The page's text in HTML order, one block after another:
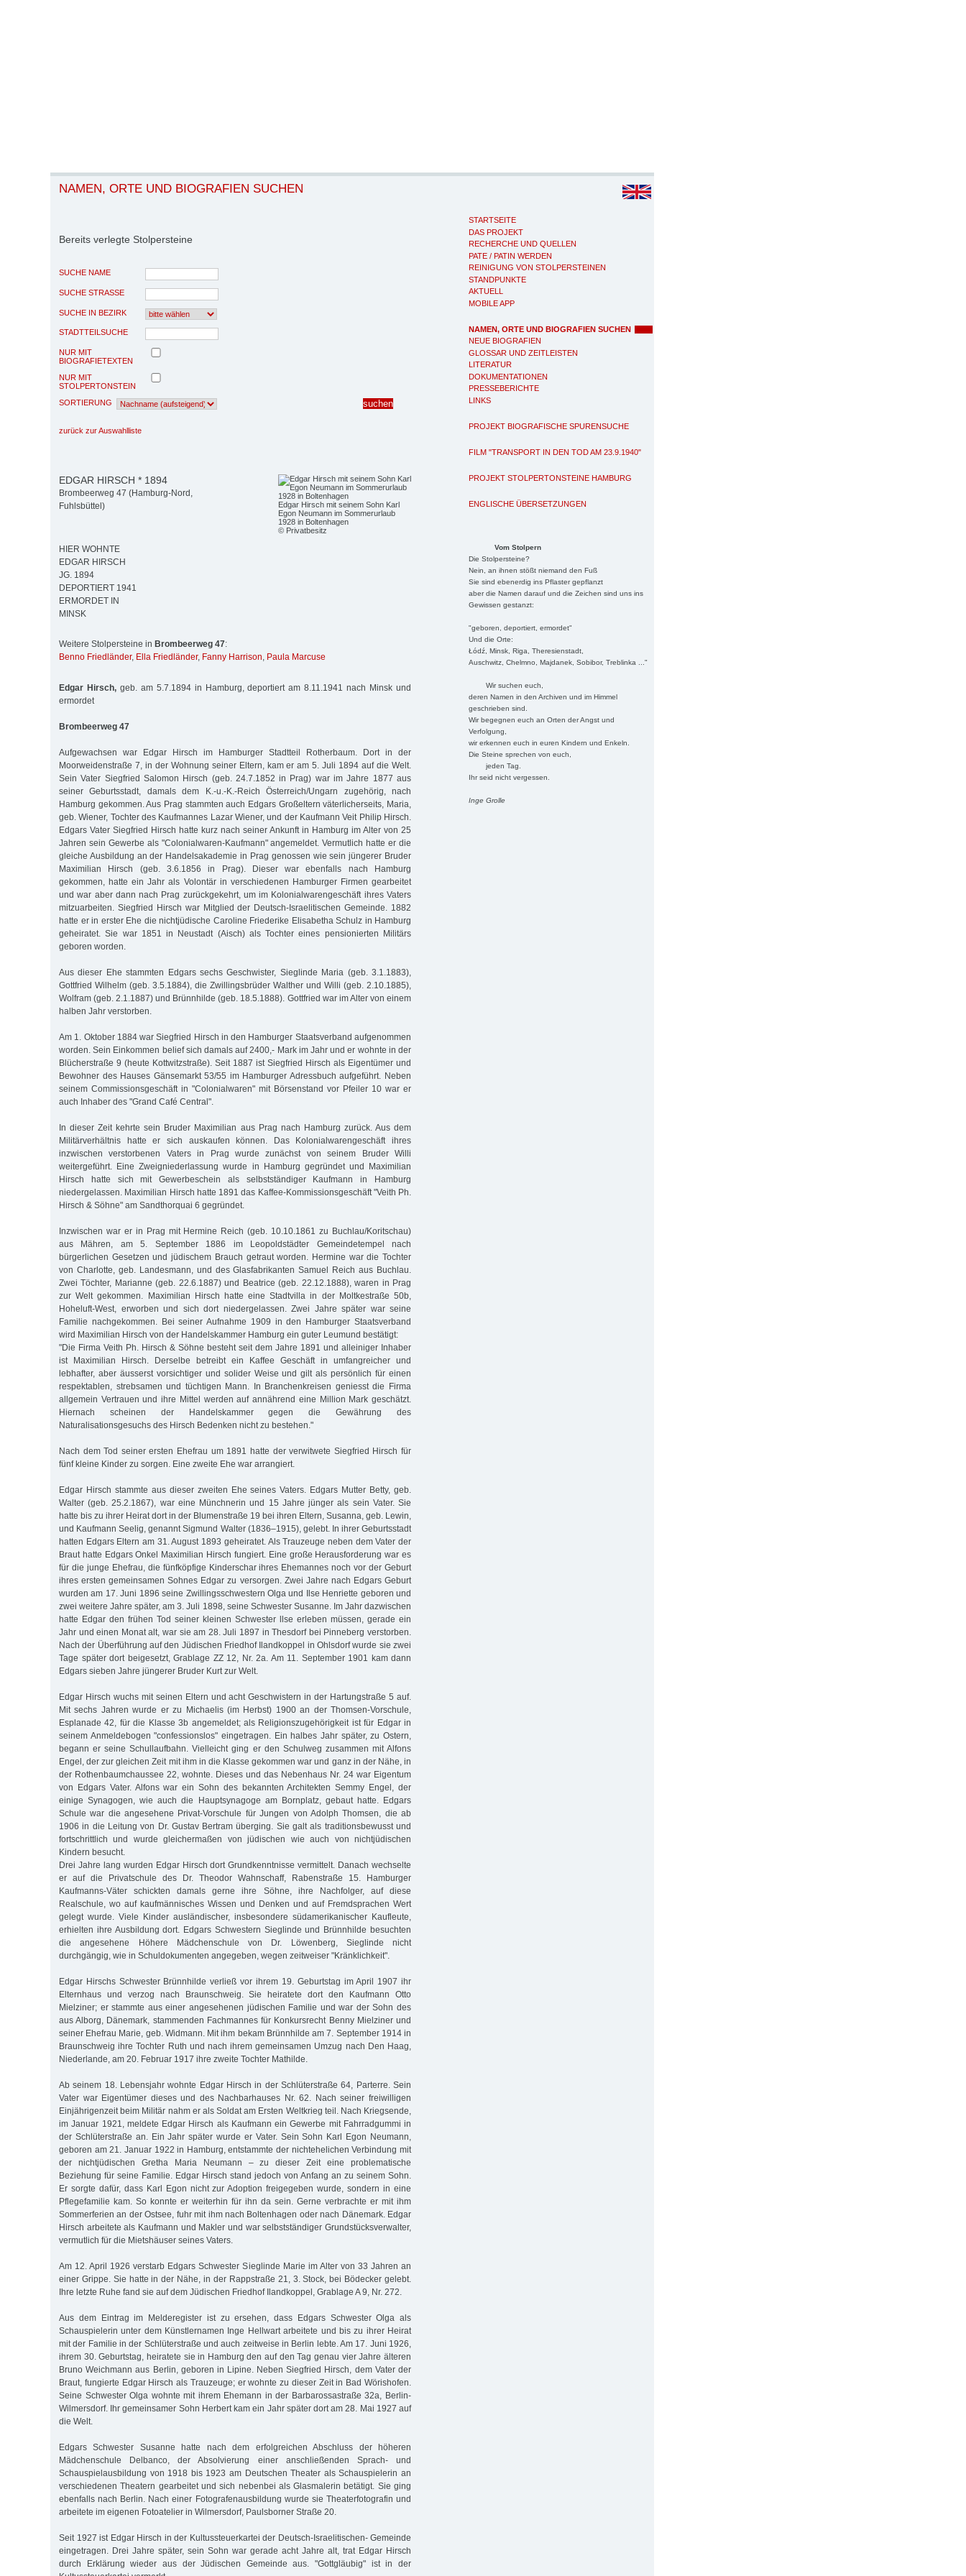
STARTSEITE
DAS PROJEKT
RECHERCHE UND QUELLEN
PATE / PATIN WERDEN
REINIGUNG VON STOLPERSTEINEN
STANDPUNKTE
AKTUELL
MOBILE APP
NAMEN, ORTE UND BIOGRAFIEN SUCHEN
NEUE BIOGRAFIEN
GLOSSAR UND ZEITLEISTEN
LITERATUR
DOKUMENTATIONEN
PRESSEBERICHTE
LINKS
PROJEKT BIOGRAFISCHE SPURENSUCHE
FILM "TRANSPORT IN DEN TOD AM 23.9.1940"
PROJEKT STOLPERTONSTEINE HAMBURG
ENGLISCHE ÜBERSETZUNGEN
Vom Stolpern
Die Stolpersteine?
Nein, an ihnen stößt niemand den Fuß
Sie sind ebenerdig ins Pflaster gepflanzt
aber die Namen darauf und die Zeichen sind uns ins
Gewissen gestanzt:
"geboren, deportiert, ermordet"
Und die Orte:
Łódź, Minsk, Riga, Theresienstadt,
Auschwitz, Chelmno, Majdanek, Sobibor, Treblinka ..."
Wir suchen euch,
deren Namen in den Archiven und im Himmel
geschrieben sind.
Wir begegnen euch an Orten der Angst und
Verfolgung,
wir erkennen euch in euren Kindern und Enkeln.
Die Steine sprechen von euch,
jeden Tag.
Ihr seid nicht vergessen.
Inge Grolle
NAMEN, ORTE UND BIOGRAFIEN SUCHEN
Bereits verlegte Stolpersteine
SUCHE NAME
SUCHE STRASSE
SUCHE IN BEZIRK
STADTTEILSUCHE
NUR MIT
BIOGRAFIETEXTEN
NUR MIT
STOLPERTONSTEIN
SORTIERUNG
zurück zur Auswahlliste
Edgar Hirsch mit seinem Sohn Karl
Egon Neumann im Sommerurlaub
1928 in Boltenhagen
© Privatbesitz
EDGAR HIRSCH * 1894
Brombeerweg 47 (Hamburg-Nord,
Fuhlsbüttel)
HIER WOHNTE
EDGAR HIRSCH
JG. 1894
DEPORTIERT 1941
ERMORDET IN
MINSK
Weitere Stolpersteine in Brombeerweg 47:
Benno Friedländer, Ella Friedländer, Fanny Harrison, Paula Marcuse
Edgar Hirsch,geb. am 5.7.1894 in Hamburg, deportiert am 8.11.1941 nach Minsk und
ermordet
Brombeerweg 47
Aufgewachsen war Edgar Hirsch im Hamburger Stadtteil Rotherbaum. Dort in der
Moorweidenstraße 7, in der Wohnung seiner Eltern, kam er am 5. Juli 1894 auf die Welt.
Sein Vater Siegfried Salomon Hirsch (geb. 24.7.1852 in Prag) war im Jahre 1877 aus
seiner Geburtsstadt, damals dem K.-u.-K.-Reich Österreich/Ungarn zugehörig, nach
Hamburg gekommen. Aus Prag stammten auch Edgars Großeltern väterlicherseits, Maria,
geb. Wiener, Tochter des Kaufmannes Lazar Wiener, und der Kaufmann Veit Philip Hirsch.
Edgars Vater Siegfried Hirsch hatte kurz nach seiner Ankunft in Hamburg im Alter von 25
Jahren sein Gewerbe als "Colonialwaren-Kaufmann" angemeldet. Vermutlich hatte er die
gleiche Ausbildung an der Handelsakademie in Prag genossen wie sein jüngerer Bruder
Maximilian Hirsch (geb. 3.6.1856 in Prag). Dieser war ebenfalls nach Hamburg
gekommen, hatte ein Jahr als Volontär in verschiedenen Hamburger Firmen gearbeitet
und war aber dann nach Prag zurückgekehrt, um im Kolonialwarengeschäft ihres Vaters
mitzuarbeiten. Siegfried Hirsch war Mitglied der Deutsch-Israelitischen Gemeinde. 1882
hatte er in erster Ehe die nichtjüdische Caroline Friederike Elisabetha Schulz in Hamburg
geheiratet. Sie war 1851 in Neustadt (Aisch) als Tochter eines pensionierten Militärs
geboren worden.
Aus dieser Ehe stammten Edgars sechs Geschwister, Sieglinde Maria (geb. 3.1.1883),
Gottfried Wilhelm (geb. 3.5.1884), die Zwillingsbrüder Walther und Willi (geb. 2.10.1885),
Wolfram (geb. 2.1.1887) und Brünnhilde (geb. 18.5.1888). Gottfried war im Alter von einem
halben Jahr verstorben.
Am 1. Oktober 1884 war Siegfried Hirsch in den Hamburger Staatsverband aufgenommen
worden. Sein Einkommen belief sich damals auf 2400,- Mark im Jahr und er wohnte in der
Blücherstraße 9 (heute Kottwitzstraße). Seit 1887 ist Siegfried Hirsch als Eigentümer und
Bewohner des Hauses Gänsemarkt 53/55 im Hamburger Adressbuch aufgeführt. Neben
seinem Commissionsgeschäft in "Colonialwaren" mit Börsenstand vor Pfeiler 10 war er
auch Inhaber des "Grand Café Central".
In dieser Zeit kehrte sein Bruder Maximilian aus Prag nach Hamburg zurück. Aus dem
Militärverhältnis hatte er sich auskaufen können. Das Kolonialwarengeschäft ihres
inzwischen verstorbenen Vaters in Prag wurde zunächst von seinem Bruder Willi
weitergeführt. Eine Zweigniederlassung wurde in Hamburg gegründet und Maximilian
Hirsch hatte sich mit Gewerbeschein als selbstständiger Kaufmann in Hamburg
niedergelassen. Maximilian Hirsch hatte 1891 das Kaffee-Kommissionsgeschäft "Veith Ph.
Hirsch & Söhne" am Sandthorquai 6 gegründet.
Inzwischen war er in Prag mit Hermine Reich (geb. 10.10.1861 zu Buchlau/Koritschau)
aus Mähren, am 5. September 1886 im Leopoldstädter Gemeindetempel nach
bürgerlichen Gesetzen und jüdischem Brauch getraut worden. Hermine war die Tochter
von Charlotte, geb. Landesmann, und des Glasfabrikanten Samuel Reich aus Buchlau.
Zwei Töchter, Marianne (geb. 22.6.1887) und Beatrice (geb. 22.12.1888), waren in Prag
zur Welt gekommen. Maximilian Hirsch hatte eine Stadtvilla in der Moltkestraße 50b,
Hoheluft-West, erworben und sich dort niedergelassen. Zwei Jahre später war seine
Familie nachgekommen. Bei seiner Aufnahme 1909 in den Hamburger Staatsverband
wird Maximilian Hirsch von der Handelskammer Hamburg ein guter Leumund bestätigt:
"Die Firma Veith Ph. Hirsch & Söhne besteht seit dem Jahre 1891 und alleiniger Inhaber
ist Maximilian Hirsch. Derselbe betreibt ein Kaffee Geschäft in umfangreicher und
lebhafter, aber äusserst vorsichtiger und solider Weise und gilt als persönlich für einen
respektablen, strebsamen und tüchtigen Mann. In Branchenkreisen geniesst die Firma
allgemein Vertrauen und ihre Mittel werden auf annährend eine Million Mark geschätzt.
Hiernach scheinen der Handelskammer gegen die Gewährung des
Naturalisationsgesuchs des Hirsch Bedenken nicht zu bestehen."
Nach dem Tod seiner ersten Ehefrau um 1891 hatte der verwitwete Siegfried Hirsch für
fünf kleine Kinder zu sorgen. Eine zweite Ehe war arrangiert.
Edgar Hirsch stammte aus dieser zweiten Ehe seines Vaters. Edgars Mutter Betty, geb.
Walter (geb. 25.2.1867), war eine Münchnerin und 15 Jahre jünger als sein Vater. Sie
hatte bis zu ihrer Heirat dort in der Blumenstraße 19 bei ihren Eltern, Susanna, geb. Lewin,
und Kaufmann Seelig, genannt Sigmund Walter (1836–1915), gelebt. In ihrer Geburtsstadt
hatten Edgars Eltern am 31. August 1893 geheiratet. Als Trauzeuge neben dem Vater der
Braut hatte Edgars Onkel Maximilian Hirsch fungiert. Eine große Herausforderung war es
für die junge Ehefrau, die fünfköpfige Kinderschar ihres Ehemannes noch vor der Geburt
ihres ersten gemeinsamen Sohnes Edgar zu versorgen. Zwei Jahre nach Edgars Geburt
wurden am 17. Juni 1896 seine Zwillingsschwestern Olga und Ilse Henriette geboren und
zwei weitere Jahre später, am 3. Juli 1898, seine Schwester Susanne. Im Jahr dazwischen
hatte Edgar den frühen Tod seiner kleinen Schwester llse erleben müssen, gerade ein
Jahr und einen Monat alt, war sie am 28. Juli 1897 in Thesdorf bei Pinneberg verstorben.
Nach der Überführung auf den Jüdischen Friedhof Ilandkoppel in Ohlsdorf wurde sie zwei
Tage später dort beigesetzt, Grablage ZZ 12, Nr. 2a. Am 11. September 1901 kam dann
Edgars sieben Jahre jüngerer Bruder Kurt zur Welt.
Edgar Hirsch wuchs mit seinen Eltern und acht Geschwistern in der Hartungstraße 5 auf.
Mit sechs Jahren wurde er zu Michaelis (im Herbst) 1900 an der Thomsen-Vorschule,
Esplanade 42, für die Klasse 3b angemeldet; als Religionszugehörigkeit ist für Edgar in
seinem Anmeldebogen "confessionslos" eingetragen. Ein halbes Jahr später, zu Ostern,
begann er seine Schullaufbahn. Vielleicht ging er den Schulweg zusammen mit Alfons
Engel, der zur gleichen Zeit mit ihm in die Klasse gekommen war und ganz in der Nähe, in
der Rothenbaumchaussee 22, wohnte. Dieses und das Nebenhaus Nr. 24 war Eigentum
von Edgars Vater. Alfons war ein Sohn des bekannten Architekten Semmy Engel, der
einige Synagogen, wie auch die Hauptsynagoge am Bornplatz, gebaut hatte. Edgars
Schule war die angesehene Privat-Vorschule für Jungen von Adolph Thomsen, die ab
1906 in die Leitung von Dr. Gustav Bertram überging. Sie galt als traditionsbewusst und
fortschrittlich und wurde gleichermaßen von jüdischen wie auch von nichtjüdischen
Kindern besucht.
Drei Jahre lang wurden Edgar Hirsch dort Grundkenntnisse vermittelt. Danach wechselte
er auf die Privatschule des Dr. Theodor Wahnschaff, Rabenstraße 15. Hamburger
Kaufmanns-Väter schickten damals gerne ihre Söhne, ihre Nachfolger, auf diese
Realschule, wo auf kaufmännisches Wissen und Denken und auf Fremdsprachen Wert
gelegt wurde. Viele Kinder ausländischer, insbesondere südamerikanischer Kaufleute,
erhielten ihre Ausbildung dort. Edgars Schwestern Sieglinde und Brünnhilde besuchten
die angesehene Höhere Mädchenschule von Dr. Löwenberg, Sieglinde nicht
durchgängig, wie in Schuldokumenten angegeben, wegen zeitweiser "Kränklichkeit".
Edgar Hirschs Schwester Brünnhilde verließ vor ihrem 19. Geburtstag im April 1907 ihr
Elternhaus und verzog nach Braunschweig. Sie heiratete dort den Kaufmann Otto
Mielziner; er stammte aus einer angesehenen jüdischen Familie und war der Sohn des
aus Alborg, Dänemark, stammenden Fachmannes für Konkursrecht Benny Mielziner und
seiner Ehefrau Marie, geb. Widmann. Mit ihm bekam Brünnhilde am 7. September 1914 in
Braunschweig ihre Tochter Ruth und nach ihrem gemeinsamen Umzug nach Den Haag,
Niederlande, am 20. Februar 1917 ihre zweite Tochter Mathilde.
Ab seinem 18. Lebensjahr wohnte Edgar Hirsch in der Schlüterstraße 64, Parterre. Sein
Vater war Eigentümer dieses und des Nachbarhauses Nr. 62. Nach seiner freiwilligen
Einjährigenzeit beim Militär nahm er als Soldat am Ersten Weltkrieg teil. Nach Kriegsende,
im Januar 1921, meldete Edgar Hirsch als Kaufmann ein Gewerbe mit Fahrradgummi in
der Schlüterstraße an. Ein Jahr später wurde er Vater. Sein Sohn Karl Egon Neumann,
geboren am 21. Januar 1922 in Hamburg, entstammte der nichtehelichen Verbindung mit
der nichtjüdischen Gretha Maria Neumann – zu dieser Zeit eine problematische
Beziehung für seine Familie. Edgar Hirsch stand jedoch von Anfang an zu seinem Sohn.
Er sorgte dafür, dass Karl Egon nicht zur Adoption freigegeben wurde, sondern in eine
Pflegefamilie kam. So konnte er weiterhin für ihn da sein. Gerne verbrachte er mit ihm
Sommerferien an der Ostsee, fuhr mit ihm nach Boltenhagen oder nach Dänemark. Edgar
Hirsch arbeitete als Kaufmann und Makler und war selbstständiger Grundstücksverwalter,
vermutlich für die Mietshäuser seines Vaters.
Am 12. April 1926 verstarb Edgars Schwester Sieglinde Marie im Alter von 33 Jahren an
einer Grippe. Sie hatte in der Nähe, in der Rappstraße 21, 3. Stock, bei Bödecker gelebt.
Ihre letzte Ruhe fand sie auf dem Jüdischen Friedhof Ilandkoppel, Grablage A 9, Nr. 272.
Aus dem Eintrag im Melderegister ist zu ersehen, dass Edgars Schwester Olga als
Schauspielerin unter dem Künstlernamen Inge Hellwart arbeitete und bis zu ihrer Heirat
mit der Familie in der Schlüterstraße und auch zeitweise in Berlin lebte. Am 17. Juni 1926,
ihrem 30. Geburtstag, heiratete sie in Hamburg den auf den Tag genau vier Jahre älteren
Bruno Weichmann aus Berlin, geboren in Lipine. Neben Siegfried Hirsch, dem Vater der
Braut, fungierte Edgar Hirsch als Trauzeuge; er wohnte zu dieser Zeit in Bad Wörishofen.
Seine Schwester Olga wohnte mit ihrem Ehemann in der Barbarossastraße 32a, Berlin-
Wilmersdorf. Ihr gemeinsamer Sohn Herbert kam ein Jahr später dort am 28. Mai 1927 auf
die Welt.
Edgars Schwester Susanne hatte nach dem erfolgreichen Abschluss der höheren
Mädchenschule Delbanco, der Absolvierung einer anschließenden Sprach- und
Schauspielausbildung von 1918 bis 1923 am Deutschen Theater als Schauspielerin an
verschiedenen Theatern gearbeitet und sich nebenbei als Glasmalerin betätigt. Sie ging
ebenfalls nach Berlin. Nach einer Fotografenausbildung wurde sie Theaterfotografin und
arbeitete im eigenen Fotoatelier in Wilmersdorf, Paulsborner Straße 20.
Seit 1927 ist Edgar Hirsch in der Kultussteuerkartei der Deutsch-Israelitischen- Gemeinde
eingetragen. Drei Jahre später, sein Sohn war gerade acht Jahre alt, trat Edgar Hirsch
durch Erklärung wieder aus der Jüdischen Gemeinde aus. "Gottgläubig" ist in der